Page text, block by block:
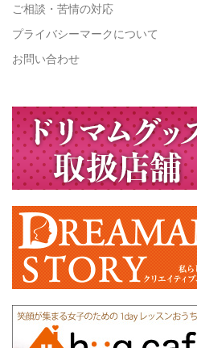
ご相談・苦情の対応
プライバシーマークについて
お問い合わせ